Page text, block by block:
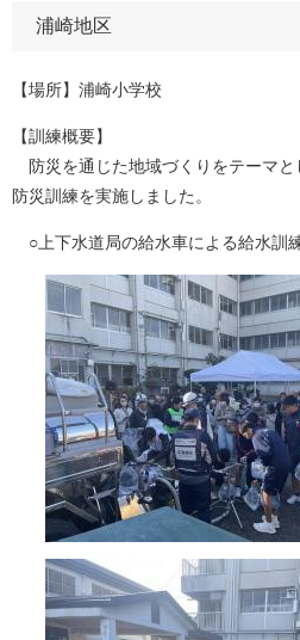
浦崎地区
【場所】浦崎小学校
【訓練概要】
防災を通じた地域づくりをテーマと
防災訓練を実施しました。
○上下水道局の給水車による給水訓